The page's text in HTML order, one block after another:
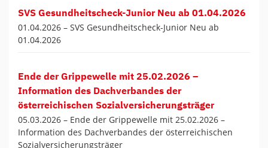
SVS Gesundheitscheck-Junior Neu ab 01.04.2026
01.04.2026 – SVS Gesundheitscheck-Junior Neu ab
01.04.2026
Ende der Grippewelle mit 25.02.2026 –
Information des Dachverbandes der
österreichischen Sozialversicherungsträger
05.03.2026 – Ende der Grippewelle mit 25.02.2026 –
Information des Dachverbandes der österreichischen
Sozialversicherungsträger